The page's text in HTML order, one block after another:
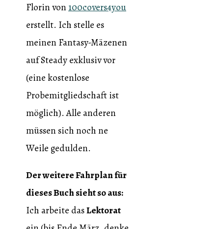
Florin von 100covers4you
erstellt. Ich stelle es
meinen Fantasy-Mäzenen
auf Steady exklusiv vor
(eine kostenlose
Probemitgliedschaft ist
möglich). Alle anderen
müssen sich noch ne
Weile gedulden.
Der weitere Fahrplan für
dieses Buch sieht so aus:
Ich arbeite dasLektorat